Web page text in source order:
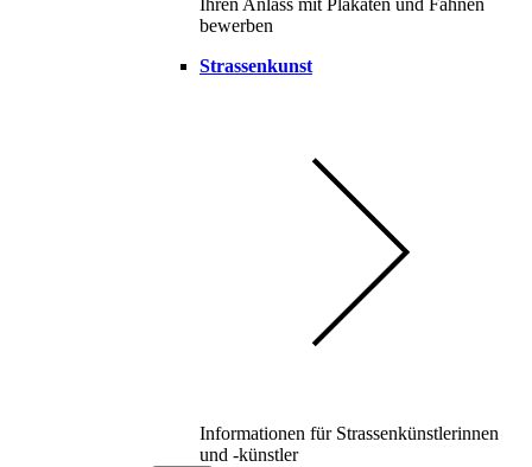
Ihren Anlass mit Plakaten und Fahnen
bewerben
Strassenkunst
Informationen für Strassenkünstlerinnen
und -künstler